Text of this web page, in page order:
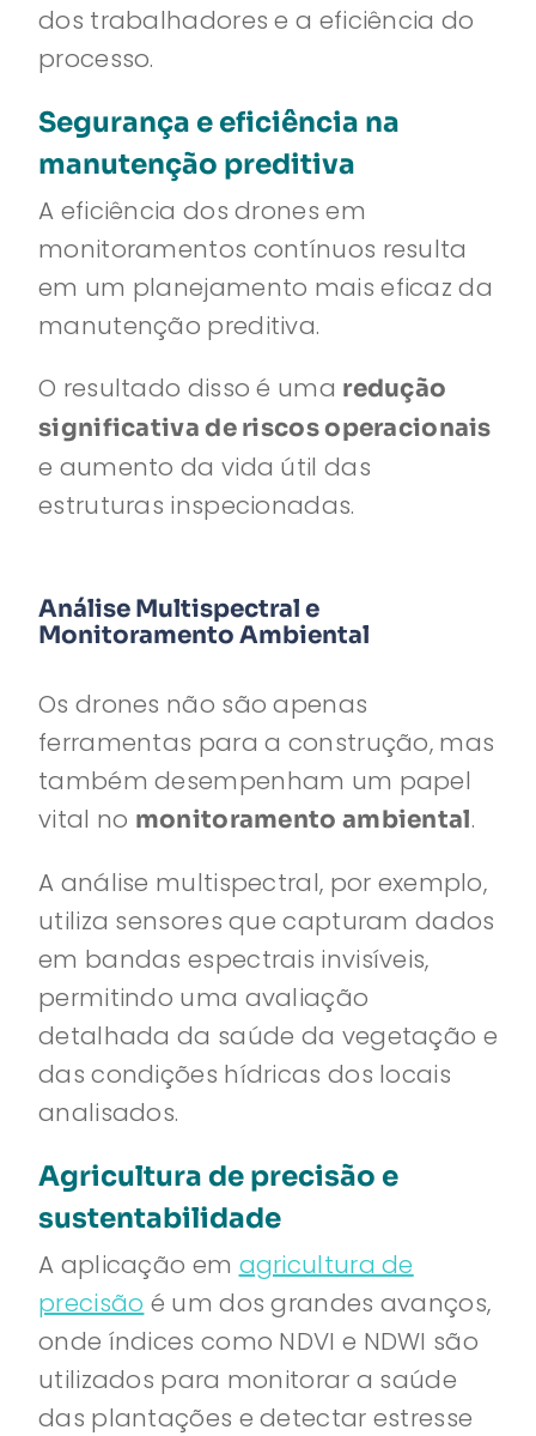
dos trabalhadores e a eficiência do
processo.
Segurança e eficiência na
manutenção preditiva
A eficiência dos drones em
monitoramentos contínuos resulta
em um planejamento mais eficaz da
manutenção preditiva.
O resultado disso é uma redução
significativa de riscos operacionais
e aumento da vida útil das
estruturas inspecionadas.
Análise Multispectral e
Monitoramento Ambiental
Os drones não são apenas
ferramentas para a construção, mas
também desempenham um papel
vital no monitoramento ambiental.
A análise multispectral, por exemplo,
utiliza sensores que capturam dados
em bandas espectrais invisíveis,
permitindo uma avaliação
detalhada da saúde da vegetação e
das condições hídricas dos locais
analisados.
Agricultura de precisão e
sustentabilidade
A aplicação em agricultura de
precisão é um dos grandes avanços,
onde índices como NDVI e NDWI são
utilizados para monitorar a saúde
das plantações e detectar estresse